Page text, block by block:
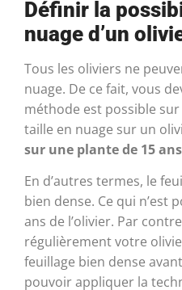
Définir la
nuage d’un
Tous les oliviers ne
nuage. De ce fait, vous
méthode est possible
taille en nuage sur un
sur une plante de 15
En d’autres termes, le
bien dense. Ce qui n’est
ans de l’olivier. Par
régulièrement votre
feuillage bien dense
pouvoir appliquer la